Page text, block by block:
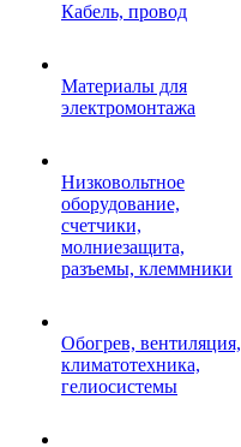
Кабель, провод
Материалы для
электромонтажа
Низковольтное
оборудование,
счетчики,
молниезащита,
разъемы, клеммники
Обогрев, вентиляция,
климатотехника,
гелиосистемы